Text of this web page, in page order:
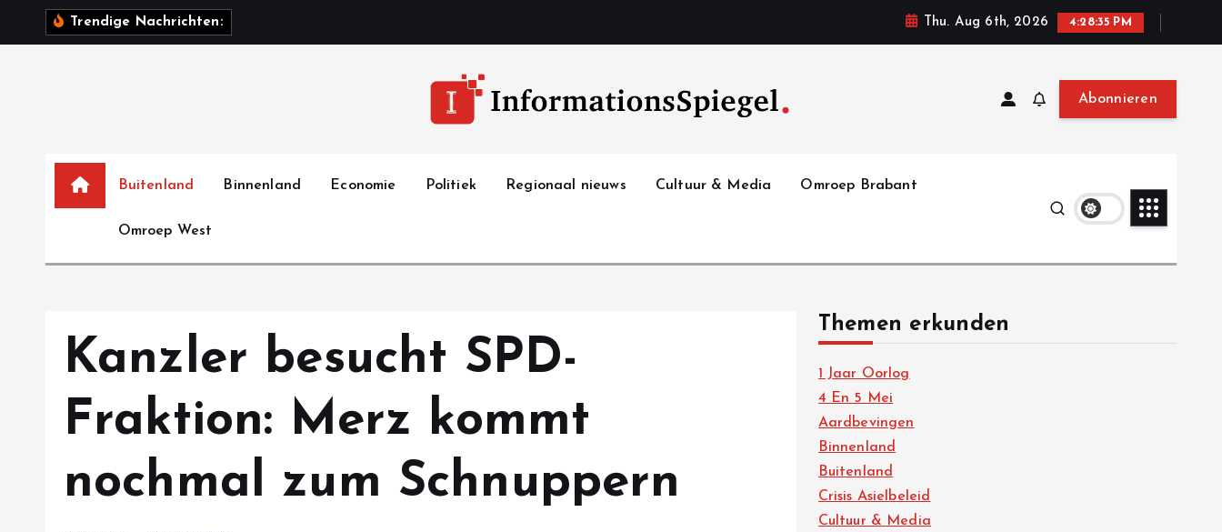
Trendige Nachrichten: Thu. Aug 6th, 2026 4:28:37 PM
Abonnieren
Buitenland Binnenland Economie Politiek Regionaal nieuws Cultuur & Media Omroep Brabant
Omroep West
Kanzler besucht SPD-
Fraktion: Merz kommt
nochmal zum Schnuppern
Themen erkunden
1 Jaar Oorlog
4 En 5 Mei
Aardbevingen
Binnenland
Buitenland
Crisis Asielbeleid
Cultuur & Media